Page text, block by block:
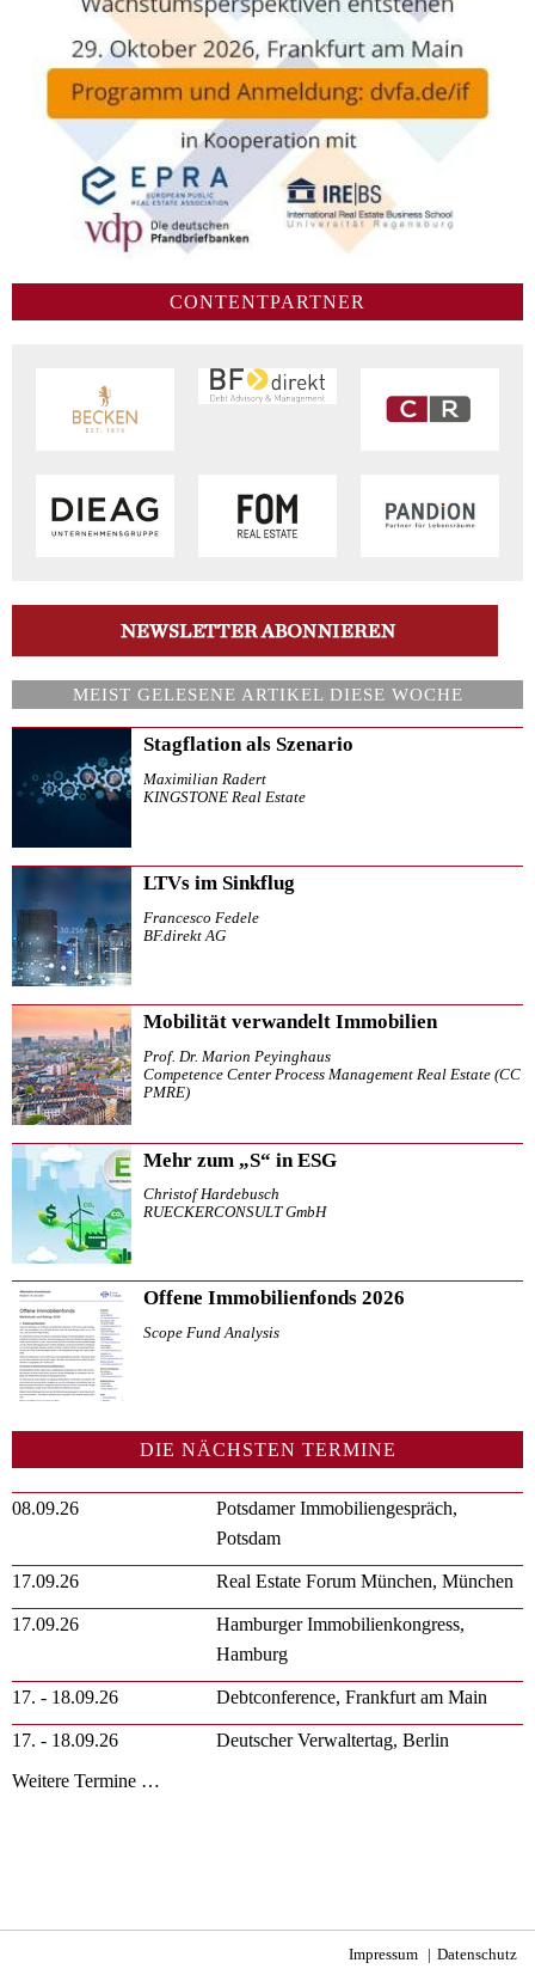
CONTENTPARTNER
MEIST GELESENE ARTIKEL DIESE WOCHE
Stagflation als Szenario
Maximilian Radert
KINGSTONE Real Estate
LTVs im Sinkflug
Francesco Fedele
BF.direkt AG
Mobilität verwandelt Immobilien
Prof. Dr. Marion Peyinghaus
Competence Center Process Management Real Estate (CC
PMRE)
Mehr zum „S“ in ESG
Christof Hardebusch
RUECKERCONSULT GmbH
Offene Immobilienfonds 2026
Scope Fund Analysis
DIE NÄCHSTEN TERMINE
08.09.26
Potsdamer Immobiliengespräch,
Potsdam
17.09.26 Real Estate Forum München, München
17.09.26
Hamburger Immobilienkongress,
Hamburg
17. - 18.09.26 Debtconference, Frankfurt am Main
17. - 18.09.26
Deutscher Verwaltertag, Berlin
Weitere Termine …
Impressum Datenschutz